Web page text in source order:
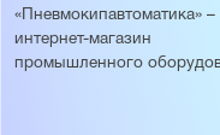
«Пневмокипавтоматика» –
интернет-магазин
промышленного